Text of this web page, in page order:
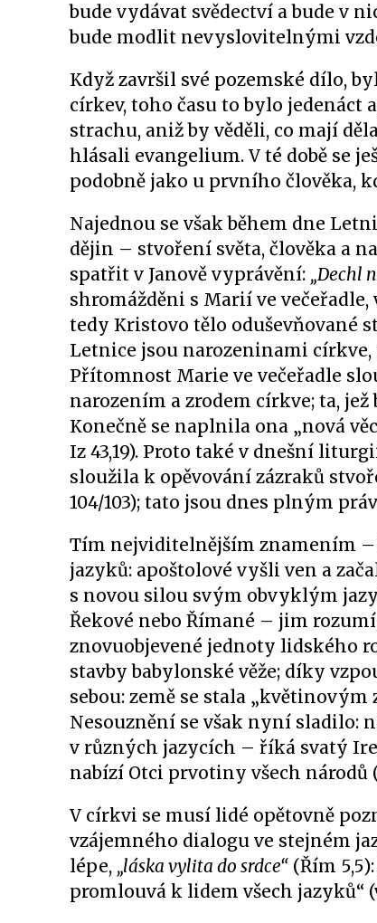
bude vydávat svědectví a bude v
bude modlit nevyslovitelnými
Když završil své pozemské dílo,
církev, toho času to bylo
strachu, aniž by věděli, co mají
hlásali evangelium. V té době se
podobně jako u prvního člověka,
Najednou se však během dne
dějin – stvoření světa, člověka a
spatřit v Janově vyprávění: „Dechl
shromážděni s Marií ve večeřadle,
tedy Kristovo tělo oduševňované
Letnice jsou narozeninami církve,
Přítomnost Marie ve večeřadle
narozením a zrodem církve; ta,
Konečně se naplnila ona „nová
Iz 43,19). Proto také v dnešní
sloužila k opěvování zázraků
104/103); tato jsou dnes plným
Tím nejviditelnějším znamením –
jazyků: apoštolové vyšli ven a
s novou silou svým obvyklým
Řekové nebo Římané – jim
znovuobjevené jednoty lidského
stavby babylonské věže; díky
sebou: země se stala
Nesouznění se však nyní sladilo:
v různých jazycích – říká svatý
nabízí Otci prvotiny všech národů
V církvi se musí lidé opětovně
vzájemného dialogu ve stejném
lépe, „láska vylita do srdce“ (Řím
promlouvá k lidem všech jazyků“